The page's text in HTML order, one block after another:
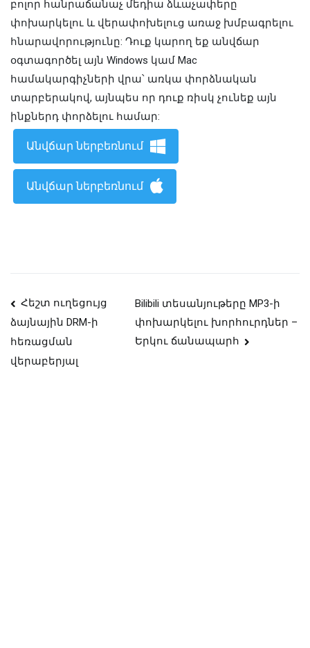
բոլոր հանրաճանաչ մեդիա ձևաչափերը
փոխարկելու և վերափոխելուց առաջ խմբագրելու
հնարավորությունը: Դուք կարող եք անվճար
օգտագործել այն Windows կամ Mac
համակարգիչների վրա՝ առկա փորձնական
տարբերակով, այնպես որ դուք ռիսկ չունեք այն
ինքներդ փորձելու համար:
Անվճար ներբեռնում
Անվճար ներբեռնում
Փոստի
նավարկություն
Հեշտ ուղեցույց
ձայնային DRM-ի
հեռացման
վերաբերյալ
Bilibili տեսանյութերը MP3-ի
փոխարկելու խորհուրդներ –
Երկու ճանապարհ